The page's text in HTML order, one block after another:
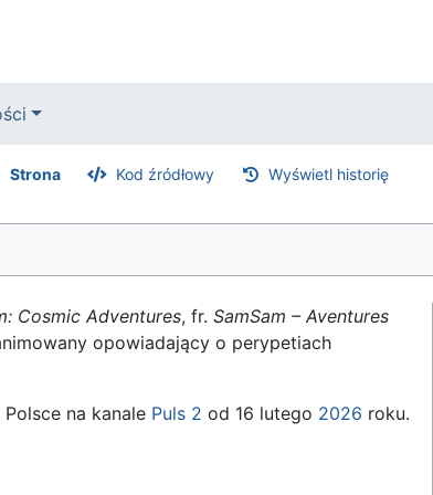
Strona Kod źródłowy Wyświetl historię
Cosmic Adventures, fr. SamSam – Aventures
opowiadający o perypetiach
na kanale Puls 2 od 16 lutego 2026 roku.